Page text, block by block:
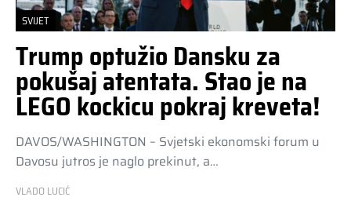
SVIJET
Trump optužio Dansku za
pokušaj atentata. Stao je na
LEGO kockicu pokraj kreveta!
DAVOS/WASHINGTON – Svjetski ekonomski forum u
Davosu jutros je naglo prekinut, a…
VLADO LUCIĆ